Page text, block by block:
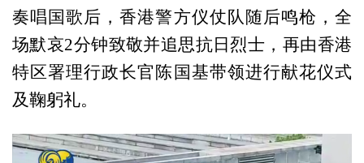
奏唱国歌后，香港警方仪仗队随后鸣枪，全
场默哀2分钟致敬并追思抗日烈士，再由香港
特区署理行政长官陈国基带领进行献花仪式
及鞠躬礼。